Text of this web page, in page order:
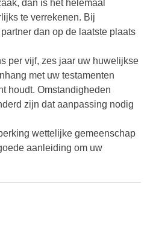
dan is het helemaal
te verrekenen. Bij
dan op de laatste plaats
per vijf, zes jaar uw huwelijkse
met uw testamenten
houdt. Omstandigheden
zijn dat aanpassing nodig
wettelijke gemeenschap
aanleiding om uw